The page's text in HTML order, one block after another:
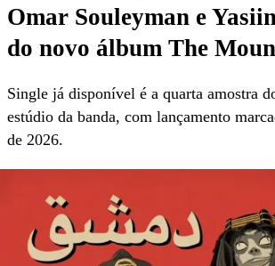
Omar Souleyman e
do novo álbum The
Single já disponível é a quarta amostra
estúdio da banda, com lançamento
de 2026.